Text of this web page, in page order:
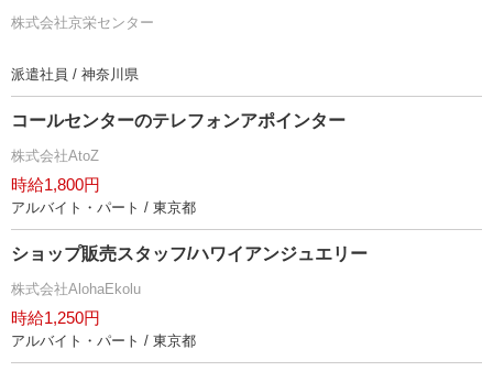
株式会社京栄センター
派遣社員 / 神奈川県
コールセンターのテレフォンアポインター
株式会社AtoZ
時給1,800円
アルバイト・パート / 東京都
ショップ販売スタッフ/ハワイアンジュエリー
株式会社AlohaEkolu
時給1,250円
アルバイト・パート / 東京都